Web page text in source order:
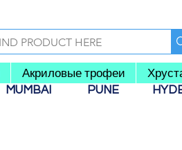
Акриловые трофеи
MUMBAI PUNE